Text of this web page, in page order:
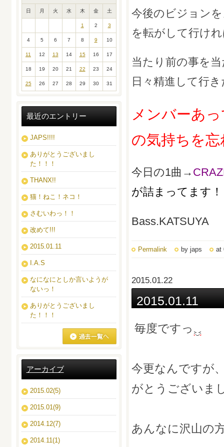
今後のビジョン
を転がして行け
当たり前の事を
日々精進して行
メンバーあ
の気持ちを
今日の1曲→
が詰まってます
Bass.KATSUYA
Permalink by japs at
2015.01.22
2015.01.11
毎度ですっ
今更なんですが
がとうございま
あんなに沢山の
日 月 火 水 木 金 土
1 2 3
4 5 6 7 8 9 10
11 12 13 14 15 16 17
18 19 20 21 22 23 24
25 26 27 28 29 30 31
最近のエントリー
JAPS!!!!
ありがとうございまし
た！！！
THANX!!
猫！ねこ！ネコ！
さむいわっ！！
改めて!!!
2015.01.11
I.A.S
なになにとしか言いようが
ないっ！
ありがとうございまし
た！！！
アーカイブ
2015.02(5)
2015.01(9)
2014.12(7)
2014.11(1)